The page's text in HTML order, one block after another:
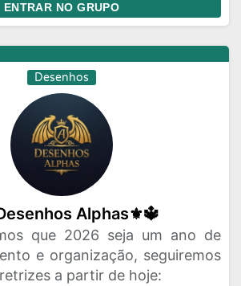
ENTRAR NO GRUPO
Desenhos
Alphas⚜️🔱
que 2026 seja um ano de
e organização, seguiremos
a partir de hoje: